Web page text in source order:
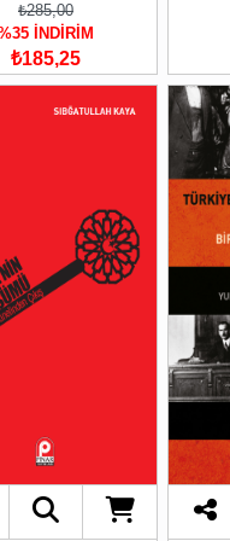
₺285,00
İNDİRİM
₺185,25